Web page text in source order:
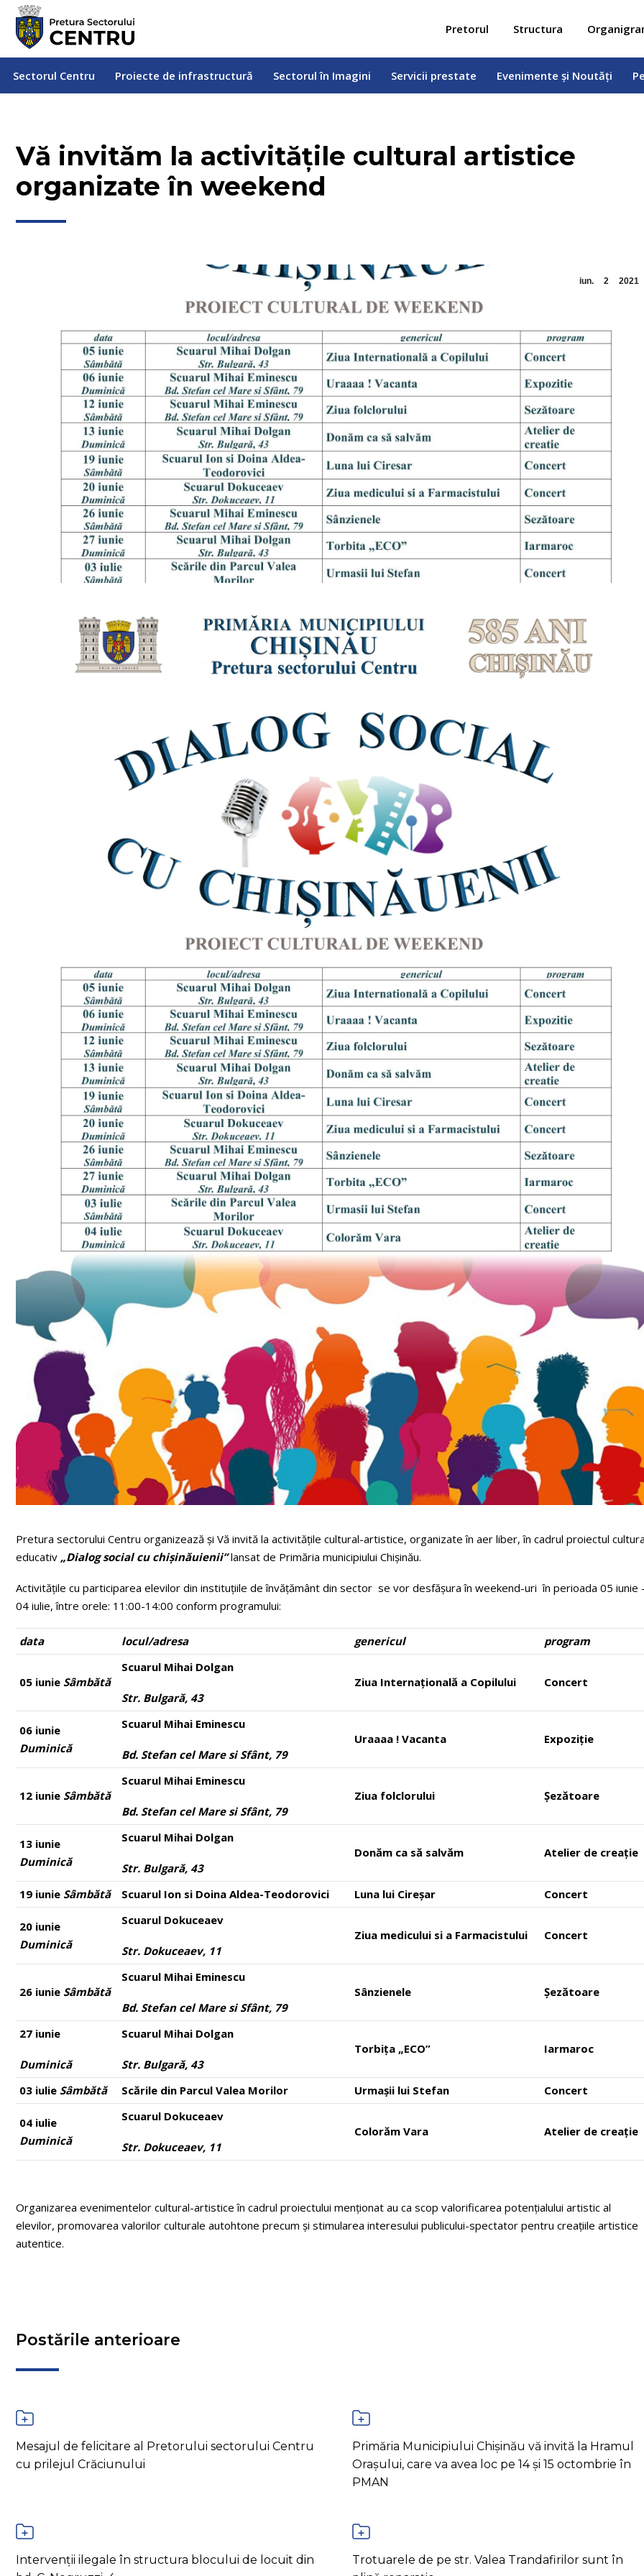
Pretorul Structura
Sectorul Centru Proiecte de infrastructură Sectorul în Imagini Servicii prestate Evenimente și Noutăți
Vă invităm la activitățile cultural artistice
organizate în weekend
iun. 2 2021
Pretura sectorului Centru organizează și Vă invită la activitățile cultural-artistice, organizate în aer liber, în cadrul proiectul
educativ „Dialog social cu chișinăuienii”lansat de Primăria municipiului Chișinău.
Activitățile cu participarea elevilor din instituțiile de învățământ din sector se vor desfășura în weekend-uri în perioada 05 iunie
04 iulie, între orele: 11:00-14:00 conform programului:
data locul/adresa genericul program
05 iunie Sâmbătă
Scuarul Mihai Dolgan
Str. Bulgară, 43
Ziua Internațională a Copilului Concert
06 iunie
Duminică
Scuarul Mihai Eminescu
Bd. Stefan cel Mare si Sfânt, 79
Uraaaa ! Vacanta Expoziție
12 iunie Sâmbătă
Scuarul Mihai Eminescu
Bd. Stefan cel Mare si Sfânt, 79
Ziua folclorului Șezătoare
13 iunie
Duminică
Scuarul Mihai Dolgan
Str. Bulgară, 43
Donăm ca să salvăm Atelier de creație
19 iunie Sâmbătă Scuarul Ion si Doina Aldea-Teodorovici Luna lui Cireșar Concert
20 iunie
Duminică
Scuarul Dokuceaev
Str. Dokuceaev, 11
Ziua medicului si a Farmacistului Concert
26 iunie Sâmbătă
Scuarul Mihai Eminescu
Bd. Stefan cel Mare si Sfânt, 79
Sânzienele Șezătoare
27 iunie
Duminică
Scuarul Mihai Dolgan
Str. Bulgară, 43
Torbița „ECO” Iarmaroc
03 iulie Sâmbătă Scările din Parcul Valea Morilor Urmașii lui Stefan Concert
04 iulie
Duminică
Scuarul Dokuceaev
Str. Dokuceaev, 11
Colorăm Vara Atelier de creație
Organizarea evenimentelor cultural-artistice în cadrul proiectului menționat au ca scop valorificarea potențialului artistic al
elevilor, promovarea valorilor culturale autohtone precum și stimularea interesului publicului-spectator pentru creațiile artistice
autentice.
Postările anterioare
Mesajul de felicitare al Pretorului sectorului Centru
cu prilejul Crăciunului
Primăria Municipiului Chișinău vă invită la Hramul
Orașului, care va avea loc pe 14 și 15 octombrie în
PMAN
Intervenții ilegale în structura blocului de locuit din
Trotuarele de pe str. Valea Trandafirilor sunt în
Sectorul Centru Proiecte de infrastructură Servicii prestate Evenimente și Noutăți